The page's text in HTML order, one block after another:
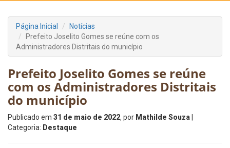
Página Inicial
Notícias
Prefeito Joselito Gomes se reúne com os
Administradores Distritais do município
Prefeito Joselito Gomes se reúne
com os Administradores Distritais
do município
Publicado em 31 de maio de 2022, por Mathilde Souza
Categoria: Destaque